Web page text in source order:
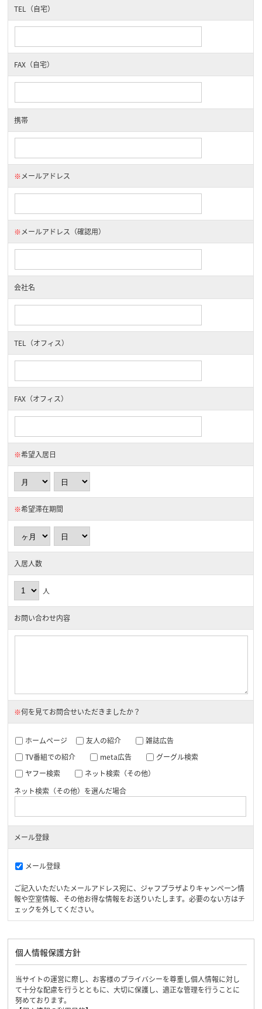
TEL（自宅）
FAX（自宅）
携帯
※メールアドレス
※メールアドレス（確認用）
会社名
TEL（オフィス）
FAX（オフィス）
※希望入居日
※希望滞在期間
入居人数
人
お問い合わせ内容
※何を見てお問合せいただきましたか？
ホームページ 友人の紹介
雑誌広告
TV番組での紹介
meta広告
グーグル検索
ヤフー検索
ネット検索（その他）
ネット検索（その他）を選んだ場合
メール登録
メール登録
ご記入いただいたメールアドレス宛に、ジャフプラザよりキャンペーン情
報や空室情報、その他お得な情報をお送りいたします。必要のない方はチ
ェックを外してください。
個人情報保護方針
当サイトの運営に際し、お客様のプライバシーを尊重し個人情報に対し
て十分な配慮を行うとともに、大切に保護し、適正な管理を行うことに
努めております。